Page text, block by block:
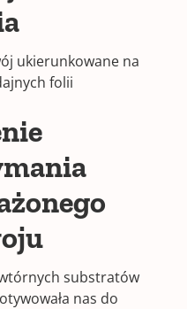
ukierunkowane na
folii
substratów
nas do